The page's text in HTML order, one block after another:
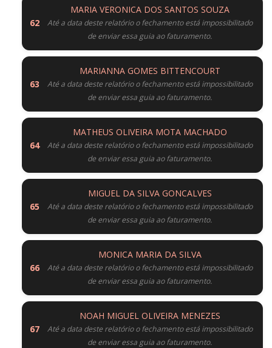
MARIA VERONICA DOS SANTOS SOUZA
Até a data deste relatório o fechamento está impossibilitado
de enviar essa guia ao faturamento.
MARIANNA GOMES BITTENCOURT
Até a data deste relatório o fechamento está impossibilitado
de enviar essa guia ao faturamento.
MATHEUS OLIVEIRA MOTA MACHADO
Até a data deste relatório o fechamento está impossibilitado
de enviar essa guia ao faturamento.
MIGUEL DA SILVA GONCALVES
Até a data deste relatório o fechamento está impossibilitado
de enviar essa guia ao faturamento.
MONICA MARIA DA SILVA
Até a data deste relatório o fechamento está impossibilitado
de enviar essa guia ao faturamento.
NOAH MIGUEL OLIVEIRA MENEZES
Até a data deste relatório o fechamento está impossibilitado
de enviar essa guia ao faturamento.